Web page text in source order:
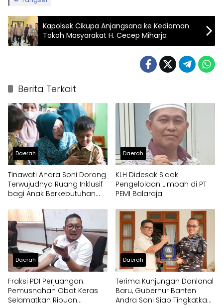
Kapolsek Cikupa Anjangsana ke Kediaman
Tokoh Masyarakat H. Cecep Miharja
Berita Terkait
Daerah
Tinawati Andra Soni Dorong
Terwujudnya Ruang Inklusif
bagi Anak Berkebutuhan
Daerah
KLH Didesak Sidak
Pengelolaan Limbah di PT
PEMI Balaraja
Daerah
Fraksi PDI Perjuangan:
Pemusnahan Obat Keras
Selamatkan Ribuan
Daerah
Terima Kunjungan Danlanal
Baru, Gubernur Banten
Andra Soni Siap Tingkatkan